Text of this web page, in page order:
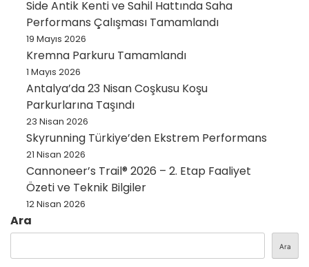
Side Antik Kenti ve Sahil Hattında Saha
Performans Çalışması Tamamlandı
19 Mayıs 2026
Kremna Parkuru Tamamlandı
1 Mayıs 2026
Antalya’da 23 Nisan Coşkusu Koşu
Parkurlarına Taşındı
23 Nisan 2026
Skyrunning Türkiye’den Ekstrem Performans
21 Nisan 2026
Cannoneer’s Trail® 2026 – 2. Etap Faaliyet
Özeti ve Teknik Bilgiler
12 Nisan 2026
Ara
Ara